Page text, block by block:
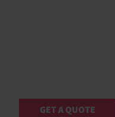
GET A QUOTE